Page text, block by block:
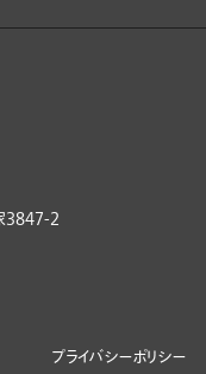
3847-2
プライバシーポリシー